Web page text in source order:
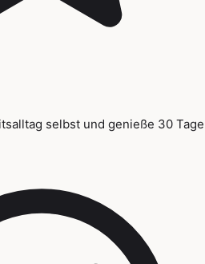
selbst und genieße 30 Tage